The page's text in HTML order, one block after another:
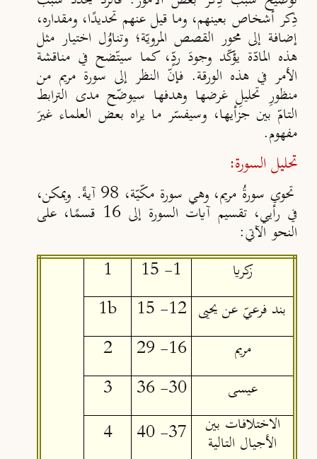
ذِكر أشخاص بعينهم، وما قيل عنهم تحديدًا، ومقداره،
إضافة إلى محور القصص المرويّة؛ وتناوُل اختيار مثل
هذه المادّة يؤكّد وجودَ ردٍّ، كما سيتّضح في مناقشة
الأمر في هذه الورقة. فإنّ النظر إلى سورة مريم من
منظورِ تحليلِ غرضها وهدفها سيوضّح مدى الترابط
التامّ بين جزأيها، وسيفسّر ما يراه بعض العلماء غيرَ
مفهوم.
تحليل السورة:
تحوي سورةُ مريم، وهي سورة مكّيّة، 98 آيةً. ويمكن،
في رأيي، تقسيم آيات السورة إلى 16 قسمًا، على
النحو الآتي:
زكريا
1- 15
1
بند فرعيّ عن يحيى 12- 15
1b
مريم
16- 29
2
عيسى
30- 36
3
الاختلافات بين
الأجيال التالية 37- 40
4